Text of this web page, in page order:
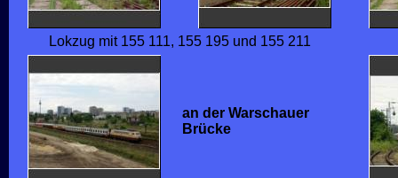
Lokzug mit 155 111, 155 195 und 155 211
an der Warschauer
Brücke